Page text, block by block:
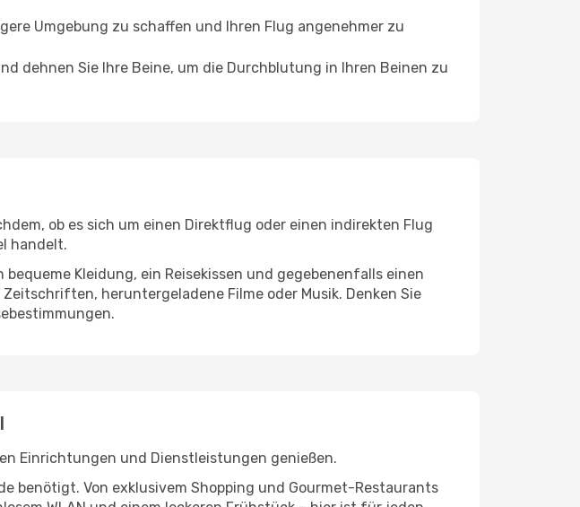
Umgebung zu schaffen und Ihren Flug angenehmer zu
dehnen Sie Ihre Beine, um die Durchblutung in Ihren Beinen zu
ob es sich um einen Direktflug oder einen indirekten Flug
handelt.
Kleidung, ein Reisekissen und gegebenenfalls einen
heruntergeladene Filme oder Musik. Denken Sie
Einrichtungen und Dienstleistungen genießen.
benötigt. Von exklusivem Shopping und Gourmet-Restaurants